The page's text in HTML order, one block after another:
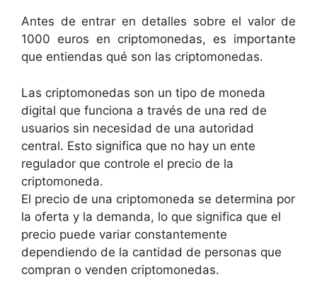
Antes de entrar en detalles sobre el valor de
1000 euros en criptomonedas, es importante
que entiendas qué son las criptomonedas.
Las criptomonedas son un tipo de moneda
digital que funciona a través de una red de
usuarios sin necesidad de una autoridad
central. Esto significa que no hay un ente
regulador que controle el precio de la
criptomoneda.
El precio de una criptomoneda se determina por
la oferta y la demanda, lo que significa que el
precio puede variar constantemente
dependiendo de la cantidad de personas que
compran o venden criptomonedas.